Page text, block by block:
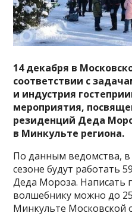
14 декабря в
соответствии с
и индустрия
мероприятия,
резиденций Деда
в Минкульте региона.
По данным ведомства,
сезоне будут работать
Деда Мороза. Написать
волшебнику можно до 25
Минкульте Московской